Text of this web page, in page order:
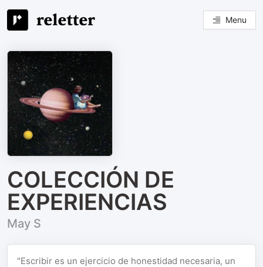
Menu
COLECCIÓN DE
EXPERIENCIAS
May S
"Escribir es un ejercicio de honestidad necesaria, un